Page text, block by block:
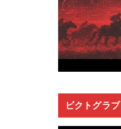
ビクトグラブ